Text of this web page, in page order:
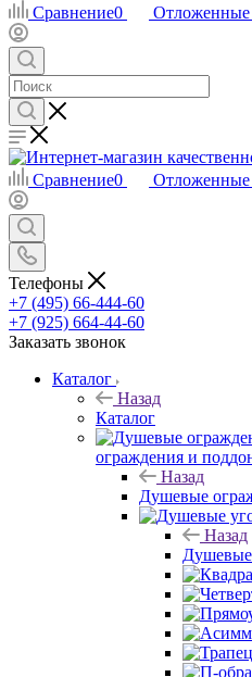
Сравнение0 Отложенные
Сравнение0 Отложенные
Телефоны
+7 (495) 66-444-60
+7 (925) 664-44-60
Заказать звонок
Каталог
Назад
Каталог
ограждения и
Назад
Душевые
Назад
Душевые